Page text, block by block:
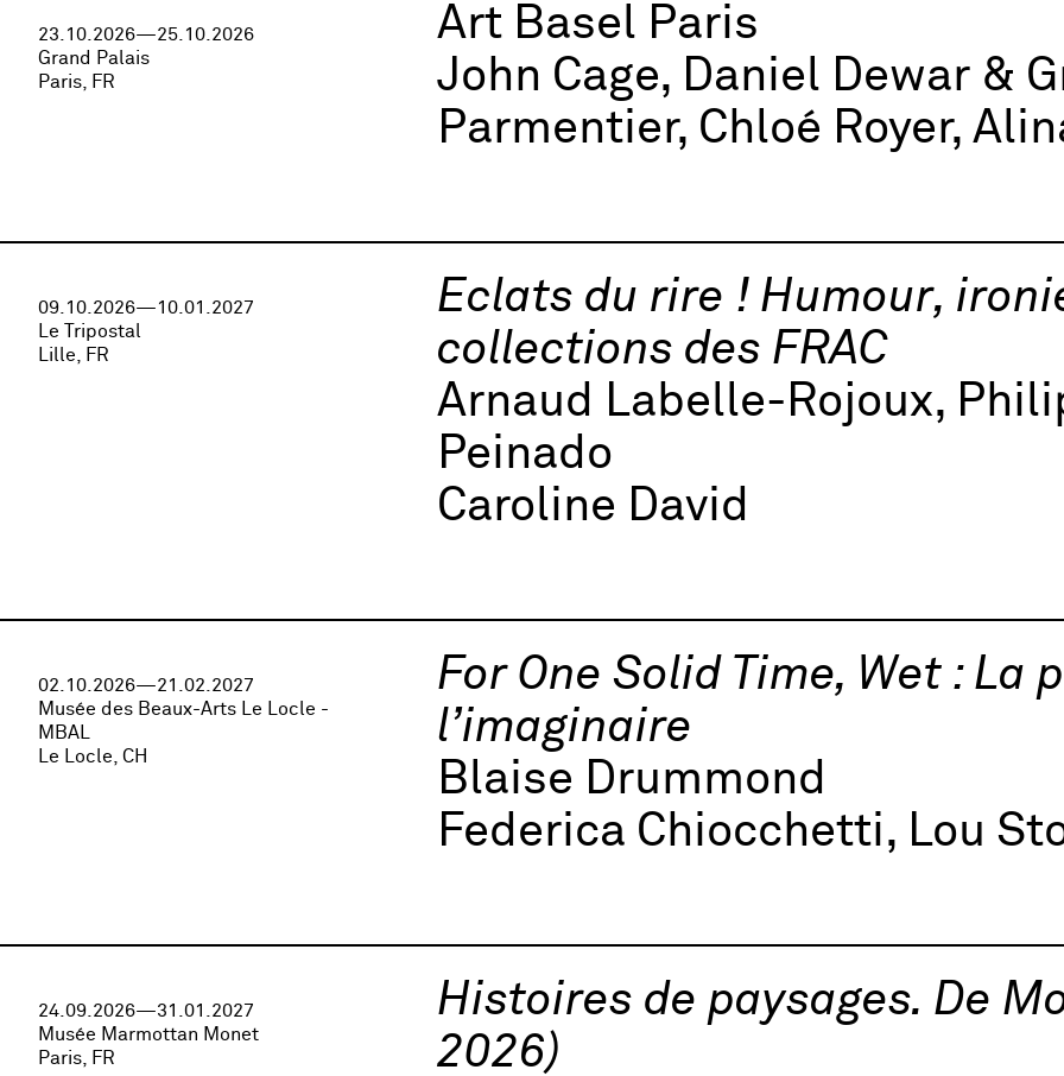
Art Basel Paris
John Cage, Daniel Dewar &
Parmentier, Chloé Royer,
23.10.2026—25.10.2026
Grand Palais
Paris, FR
Eclats du rire ! Humour,
collections des FRAC
Arnaud Labelle-Rojoux,
Peinado
Caroline David
09.10.2026—10.01.2027
Le Tripostal
Lille, FR
For One Solid Time, Wet : La
l’imaginaire
Blaise Drummond
Federica Chiocchetti, Lou
02.10.2026—21.02.2027
Musée des Beaux-Arts Le Locle -
MBAL
Le Locle, CH
Histoires de paysages. De
2026)
24.09.2026—31.01.2027
Musée Marmottan Monet
Paris, FR